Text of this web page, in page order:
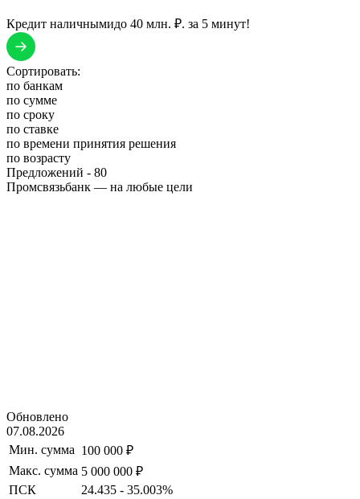
Кредит наличнымидо 40 млн. ₽. за 5 минут!
Сортировать:
по банкам
по сумме
по сроку
по ставке
по времени принятия решения
по возрасту
Предложений - 80
Промсвязьбанк — на любые цели
Обновлено
07.08.2026
Мин. сумма 100 000 ₽
Макс. сумма 5 000 000 ₽
ПСК
24.435 - 35.003%